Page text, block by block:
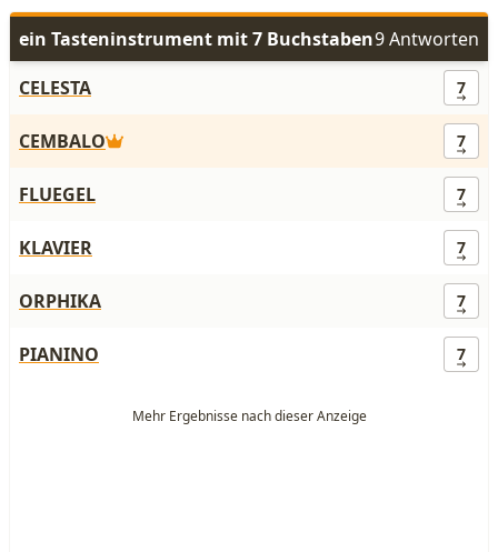
ein Tasteninstrument mit 7 Buchstaben9 Antworten
CELESTA
7
CEMBALO 7
FLUEGEL 7
KLAVIER 7
ORPHIKA 7
PIANINO 7